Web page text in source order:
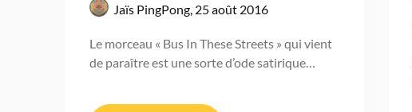
Jaïs PingPong, 25 août 2016
Le morceau « Bus In These Streets » qui vient
de paraître est une sorte d’ode satirique…